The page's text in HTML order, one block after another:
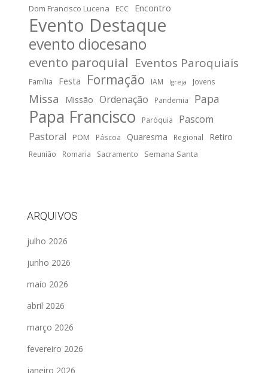
Dom Francisco Lucena
ECC Encontro
Evento Destaque
evento diocesano
evento paroquial Eventos Paroquiais
Família Festa Formação IAM Igreja Jovens
Missa Missão Ordenação Pandemia Papa
Papa Francisco Paróquia
Pascom
Pastoral
POM Páscoa Quaresma Regional Retiro
Reunião Romaria Sacramento Semana Santa
ARQUIVOS
julho 2026
junho 2026
maio 2026
abril 2026
março 2026
fevereiro 2026
janeiro 2026